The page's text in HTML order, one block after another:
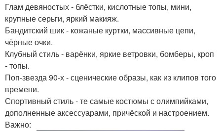
Глам девяностых - блёстки, кислотные топы, мини,
крупные серьги, яркий макияж.
Бандитский шик - кожаные куртки, массивные цепи,
чёрные очки.
Клубный стиль - варёнки, яркие ветровки, бомберы, кроп
- топы.
Поп-звезда 90-х - сценические образы, как из клипов того
времени.
Спортивный стиль - те самые костюмы с олимпийками,
дополненные аксессуарами, причёской и настроением.
Важно: